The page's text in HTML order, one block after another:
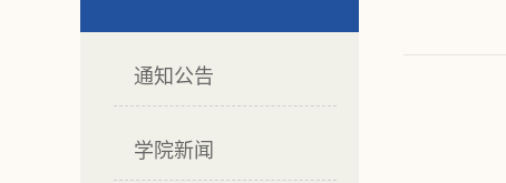
通知公告
学院新闻